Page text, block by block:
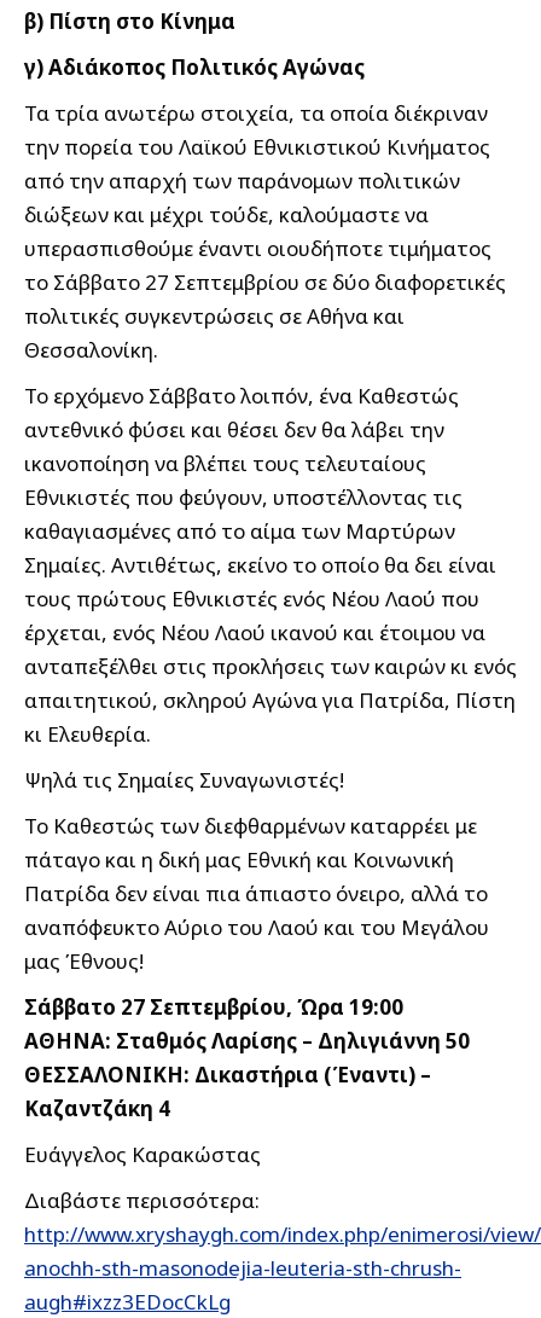
β) Πίστη στο Κίνημα
γ) Αδιάκοπος Πολιτικός Αγώνας
Τα τρία ανωτέρω στοιχεία, τα οποία διέκριναν
την πορεία του Λαϊκού Εθνικιστικού Κινήματος
από την απαρχή των παράνομων πολιτικών
διώξεων και μέχρι τούδε, καλούμαστε να
υπερασπισθούμε έναντι οιουδήποτε τιμήματος
το Σάββατο 27 Σεπτεμβρίου σε δύο διαφορετικές
πολιτικές συγκεντρώσεις σε Αθήνα και
Θεσσαλονίκη.
Το ερχόμενο Σάββατο λοιπόν, ένα Καθεστώς
αντεθνικό φύσει και θέσει δεν θα λάβει την
ικανοποίηση να βλέπει τους τελευταίους
Εθνικιστές που φεύγουν, υποστέλλοντας τις
καθαγιασμένες από το αίμα των Μαρτύρων
Σημαίες. Αντιθέτως, εκείνο το οποίο θα δει είναι
τους πρώτους Εθνικιστές ενός Νέου Λαού που
έρχεται, ενός Νέου Λαού ικανού και έτοιμου να
ανταπεξέλθει στις προκλήσεις των καιρών κι ενός
απαιτητικού, σκληρού Αγώνα για Πατρίδα, Πίστη
κι Ελευθερία.
Ψηλά τις Σημαίες Συναγωνιστές!
Το Καθεστώς των διεφθαρμένων καταρρέει με
πάταγο και η δική μας Εθνική και Κοινωνική
Πατρίδα δεν είναι πια άπιαστο όνειρο, αλλά το
αναπόφευκτο Αύριο του Λαού και του Μεγάλου
μας Έθνους!
Σάββατο 27 Σεπτεμβρίου, Ώρα 19:00
ΑΘΗΝΑ: Σταθμός Λαρίσης – Δηλιγιάννη 50
ΘΕΣΣΑΛΟΝΙΚΗ: Δικαστήρια (Έναντι) –
Καζαντζάκη 4
Ευάγγελος Καρακώστας
Διαβάστε περισσότερα:
http://www.xryshaygh.com/index.php/enimerosi/
anochh-sth-masonodejia-leuteria-sth-chrush-
augh#ixzz3EDocCkLg